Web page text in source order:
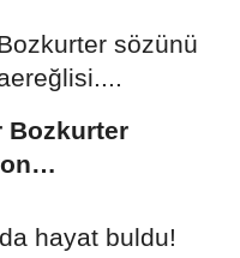
Bozkurter